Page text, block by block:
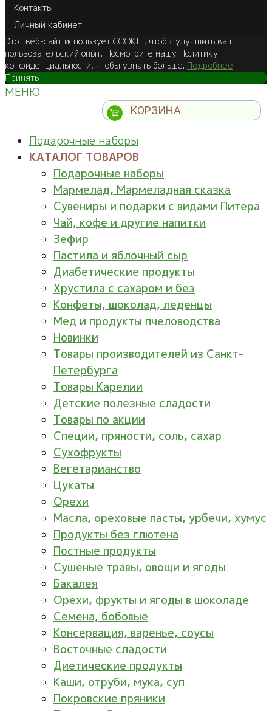
Контакты
Личный кабинет
Этот веб-сайт использует COOKIE, чтобы улучшить ваш
пользовательский опыт. Посмотрите нашу Политику
конфиденциальности, чтобы узнать больше. Подробнее
Принять
МЕНЮ
КОРЗИНА
Подарочные наборы
КАТАЛОГ ТОВАРОВ
Подарочные наборы
Мармелад, Мармеладная сказка
Сувениры и подарки с видами Питера
Чай, кофе и другие напитки
Зефир
Пастила и яблочный сыр
Диабетические продукты
Хрустила с сахаром и без
Конфеты, шоколад, леденцы
Мед и продукты пчеловодства
Новинки
Товары производителей из Санкт-
Петербурга
Товары Карелии
Детские полезные сладости
Товары по акции
Специи, пряности, соль, сахар
Сухофрукты
Вегетарианство
Цукаты
Орехи
Масла, ореховые пасты, урбечи, хумус
Продукты без глютена
Постные продукты
Сушеные травы, овощи и ягоды
Бакалея
Орехи, фрукты и ягоды в шоколаде
Семена, бобовые
Консервация, варенье, соусы
Восточные сладости
Диетические продукты
Каши, отруби, мука, суп
Покровские пряники